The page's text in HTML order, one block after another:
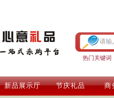
热门关键词
新品展示厅 节庆礼品 商